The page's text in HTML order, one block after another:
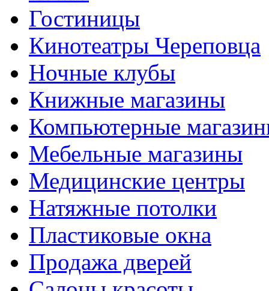
Гостиницы
Кинотеатры Череповца
Ночные клубы
Книжные магазины
Компьютерные
Мебельные магазины
Медицинские центры
Натяжные потолки
Пластиковые окна
Продажа дверей